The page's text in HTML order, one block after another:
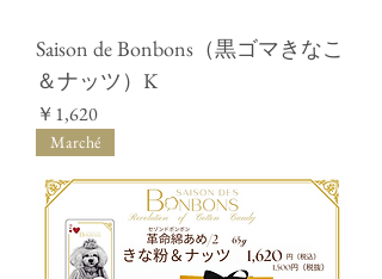
Saison de Bonbons（黒ゴマきなこ
＆ナッツ）K
価格
￥1,620
Marché